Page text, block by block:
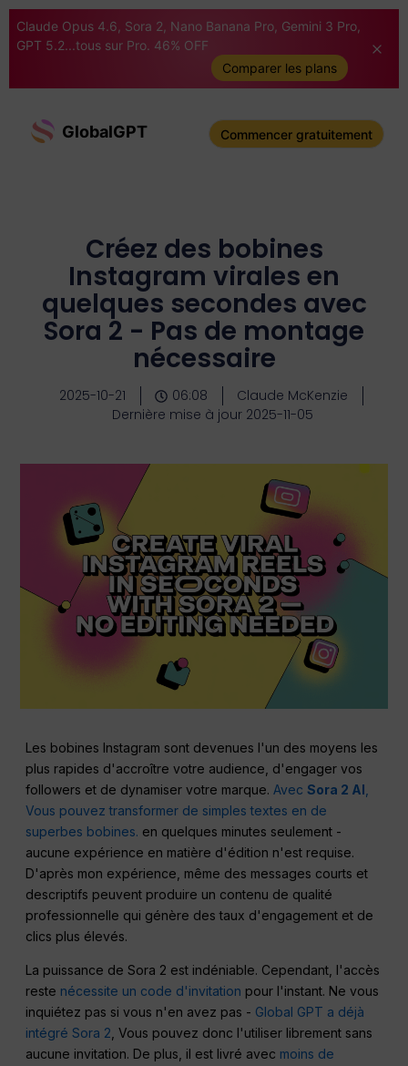
Claude Opus 4.6, Sora 2, Nano Banana Pro, Gemini 3 Pro,
GPT 5.2...tous sur Pro. 46% OFF
Comparer les plans
GlobalGPT Commencer gratuitement
Créez des bobines
Instagram virales en
quelques secondes avec
Sora 2 - Pas de montage
nécessaire
2025-10-21 06:08
Claude McKenzie
Dernière mise à jour 2025-11-05
Les bobines Instagram sont devenues l'un des moyens les
plus rapides d'accroître votre audience, d'engager vos
followers et de dynamiser votre marque.AvecSora 2 AI
Vous pouvez transformer de simples textes en de
superbes bobines. en quelques minutes seulement -
aucune expérience en matière d'édition n'est requise.
D'après mon expérience, même des messages courts et
descriptifs peuvent produire un contenu de qualité
professionnelle qui génère des taux d'engagement et de
clics plus élevés.
La puissance de Sora 2 est indéniable. Cependant, l'accès
reste nécessite un code d'invitation pour l'instant. Ne vous
inquiétez pas si vous n'en avez pas - Global GPT a déjà
intégré Sora 2 , Vous pouvez donc l'utiliser librement sans
aucune invitation. De plus, il est livré avec moins de